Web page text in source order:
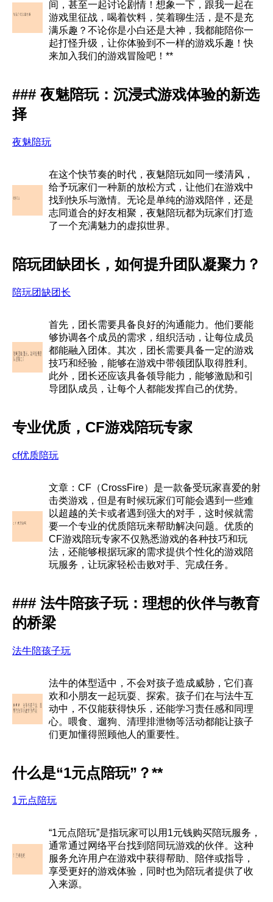
间，甚至一起讨论剧情！想象一下，跟我一起在
游戏里征战，喝着饮料，笑着聊生活，是不是充
满乐趣？不论你是小白还是大神，我都能陪你一
起打怪升级，让你体验到不一样的游戏乐趣！快
来加入我们的游戏冒险吧！**
### 夜魅陪玩：沉浸式游戏体验的新选
择
夜魅陪玩
在这个快节奏的时代，夜魅陪玩如同一缕清风，
给予玩家们一种新的放松方式，让他们在游戏中
找到快乐与激情。无论是单纯的游戏陪伴，还是
志同道合的好友相聚，夜魅陪玩都为玩家们打造
了一个充满魅力的虚拟世界。
陪玩团缺团长，如何提升团队凝聚力？
陪玩团缺团长
首先，团长需要具备良好的沟通能力。他们要能
够协调各个成员的需求，组织活动，让每位成员
都能融入团体。其次，团长需要具备一定的游戏
技巧和经验，能够在游戏中带领团队取得胜利。
此外，团长还应该具备领导能力，能够激励和引
导团队成员，让每个人都能发挥自己的优势。
专业优质，CF游戏陪玩专家
cf优质陪玩
文章：CF（CrossFire）是一款备受玩家喜爱的射
击类游戏，但是有时候玩家们可能会遇到一些难
以超越的关卡或者遇到强大的对手，这时候就需
要一个专业的优质陪玩来帮助解决问题。优质的
CF游戏陪玩专家不仅熟悉游戏的各种技巧和玩
法，还能够根据玩家的需求提供个性化的游戏陪
玩服务，让玩家轻松击败对手、完成任务。
### 法牛陪孩子玩：理想的伙伴与教育
的桥梁
法牛陪孩子玩
法牛的体型适中，不会对孩子造成威胁，它们喜
欢和小朋友一起玩耍、探索。孩子们在与法牛互
动中，不仅能获得快乐，还能学习责任感和同理
心。喂食、遛狗、清理排泄物等活动都能让孩子
们更加懂得照顾他人的重要性。
什么是“1元点陪玩”？**
1元点陪玩
“1元点陪玩”是指玩家可以用1元钱购买陪玩服务，
通常通过网络平台找到陪同玩游戏的伙伴。这种
服务允许用户在游戏中获得帮助、陪伴或指导，
享受更好的游戏体验，同时也为陪玩者提供了收
入来源。